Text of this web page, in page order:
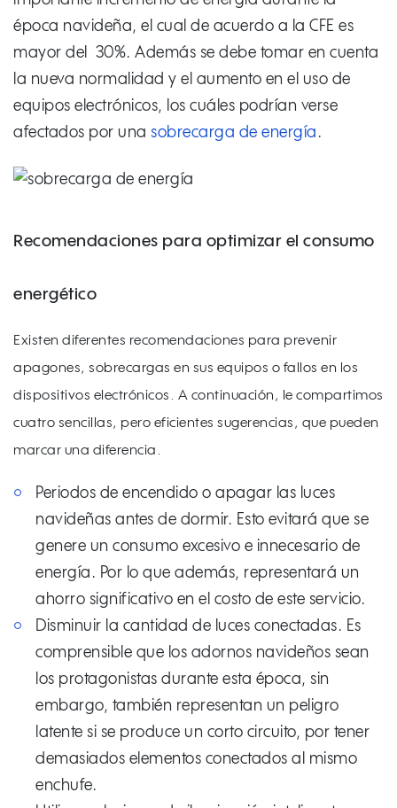
época navideña, el cual de acuerdo a la CFE es
mayor del 30%. Además se debe tomar en cuenta
la nueva normalidad y el aumento en el uso de
equipos electrónicos, los cuáles podrían verse
afectados por una sobrecarga de energía .
Recomendaciones para optimizar el consumo
energético
Existen diferentes recomendaciones para prevenir
apagones, sobrecargas en sus equipos o fallos en los
dispositivos electrónicos. A continuación, le compartimos
cuatro sencillas, pero eficientes sugerencias, que pueden
marcar una diferencia.
Periodos de encendido o apagar las luces
navideñas antes de dormir. Esto evitará que se
genere un consumo excesivo e innecesario de
energía. Por lo que además, representará un
ahorro significativo en el costo de este servicio.
Disminuir la cantidad de luces conectadas. Es
comprensible que los adornos navideños sean
los protagonistas durante esta época, sin
embargo, también representan un peligro
latente si se produce un corto circuito, por tener
demasiados elementos conectados al mismo
enchufe.